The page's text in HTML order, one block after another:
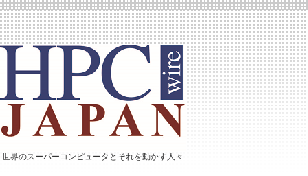
世界のスーパーコンピュータとそれを動かす人々